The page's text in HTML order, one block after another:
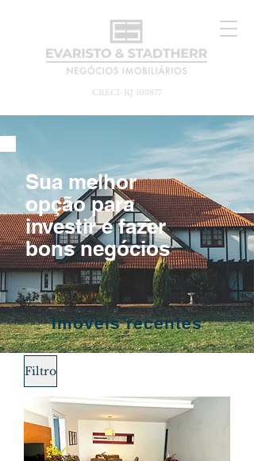
CRECI-RJ 103877
Sua melhor
opção para
investir e fazer
bons negócios
Imóveis recentes
Filtro